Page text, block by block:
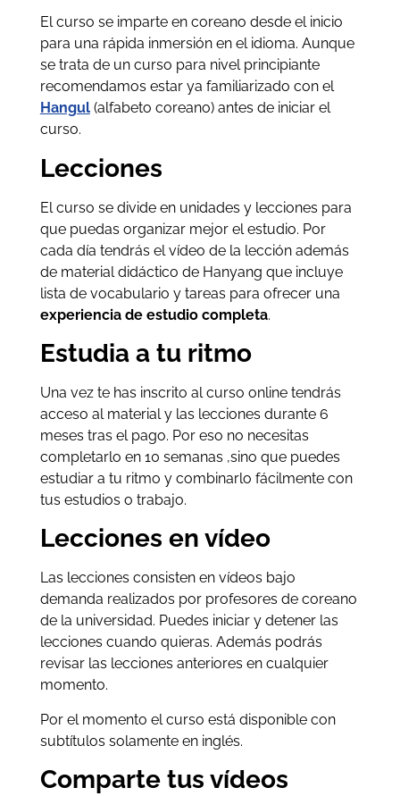
El curso se imparte en coreano desde el inicio
para una rápida inmersión en el idioma. Aunque
se trata de un curso para nivel principiante
recomendamos estar ya familiarizado con el
Hangul (alfabeto coreano) antes de iniciar el
curso.
Lecciones
El curso se divide en unidades y lecciones para
que puedas organizar mejor el estudio. Por
cada día tendrás el vídeo de la lección además
de material didáctico de Hanyang que incluye
lista de vocabulario y tareas para ofrecer una
experiencia de estudio completa.
Estudia a tu ritmo
Una vez te has inscrito al curso online tendrás
acceso al material y las lecciones durante 6
meses tras el pago. Por eso no necesitas
completarlo en 10 semanas ,sino que puedes
estudiar a tu ritmo y combinarlo fácilmente con
tus estudios o trabajo.
Lecciones en vídeo
Las lecciones consisten en vídeos bajo
demanda realizados por profesores de coreano
de la universidad. Puedes iniciar y detener las
lecciones cuando quieras. Además podrás
revisar las lecciones anteriores en cualquier
momento.
Por el momento el curso está disponible con
subtítulos solamente en inglés.
Comparte tus vídeos